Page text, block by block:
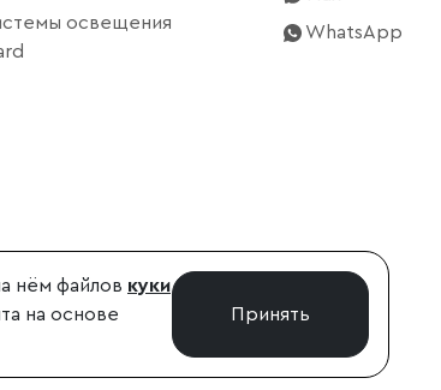
освещения
WhatsApp
нём файлов куки
на основе
Принять